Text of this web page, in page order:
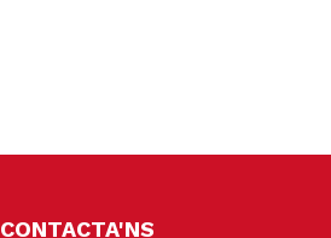
CONTACTA'NS